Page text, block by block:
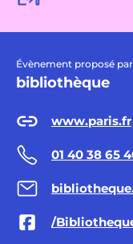
Évènement proposé par
bibliothèque
www.paris.fr
01 40 38 65
/